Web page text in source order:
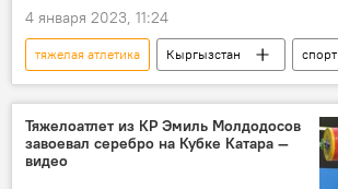
4 января 2023, 11:24
тяжелая атлетика Кыргызстан
спорт
Катар
золото
Тяжелоатлет из КР Эмиль Молдодосов
завоевал серебро на Кубке Катара —
видео